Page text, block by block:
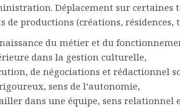
Déplacement sur certaines
de productions (créations, résidences,
du métier et du
dans la gestion culturelle,
de négociations et rédactionnel
sens de l’autonomie,
dans une équipe, sens relationnel